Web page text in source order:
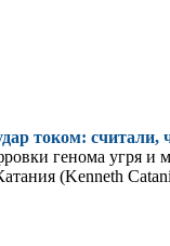
током:
генома угря и
(Kenneth